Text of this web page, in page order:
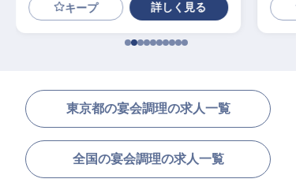
キープ 詳しく見る
東京都の宴会調理の求人一覧
全国の宴会調理の求人一覧